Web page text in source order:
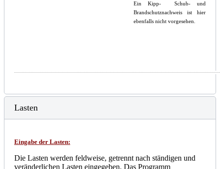
Ein Kipp- Schub- und
Brandschutznachweis ist hier
ebenfalls nicht vorgesehen.
Lasten
Eingabe der Lasten:
Die Lasten werden feldweise, getrennt nach ständigen und
veränderlichen Lasten eingegeben. Das Programm